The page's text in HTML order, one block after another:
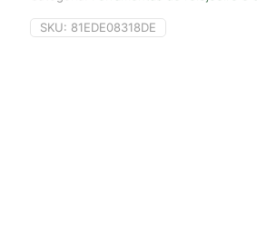
SKU: 81EDE08318DE